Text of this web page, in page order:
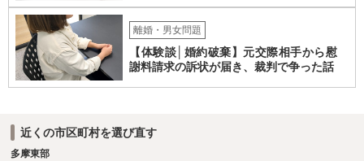
離婚・男女問題
【体験談│婚約破棄】元交際相手から慰
謝料請求の訴状が届き、裁判で争った話
近くの市区町村を選び直す
多摩東部